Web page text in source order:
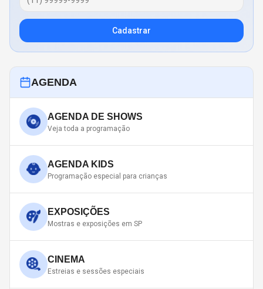
Cadastrar
AGENDA
AGENDA DE SHOWS
Veja toda a programação
AGENDA KIDS
Programação especial para crianças
EXPOSIÇÕES
Mostras e exposições em SP
CINEMA
Estreias e sessões especiais